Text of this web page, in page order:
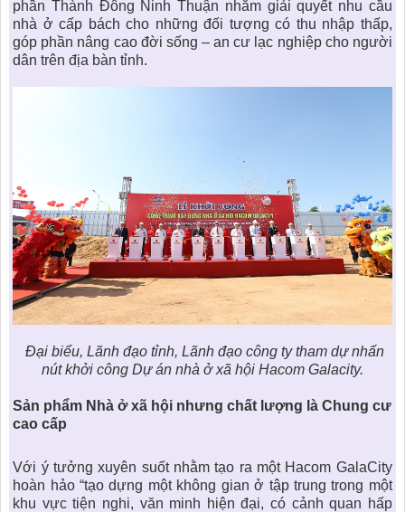
phần Thành Đông Ninh Thuận nhằm giải quyết nhu cầu
nhà ở cấp bách cho những đối tượng có thu nhập thấp,
góp phần nâng cao đời sống – an cư lạc nghiệp cho người
dân trên địa bàn tỉnh.
Đại biểu, Lãnh đạo tỉnh, Lãnh đạo công ty tham dự nhấn
nút khởi công Dự án nhà ở xã hội Hacom Galacity.
Sản phẩm Nhà ở xã hội nhưng chất lượng là Chung cư
cao cấp
Với ý tưởng xuyên suốt nhằm tạo ra một Hacom GalaCity
hoàn hảo “tạo dựng một không gian ở tập trung trong một
khu vực tiện nghi, văn minh hiện đại, có cảnh quan hấp